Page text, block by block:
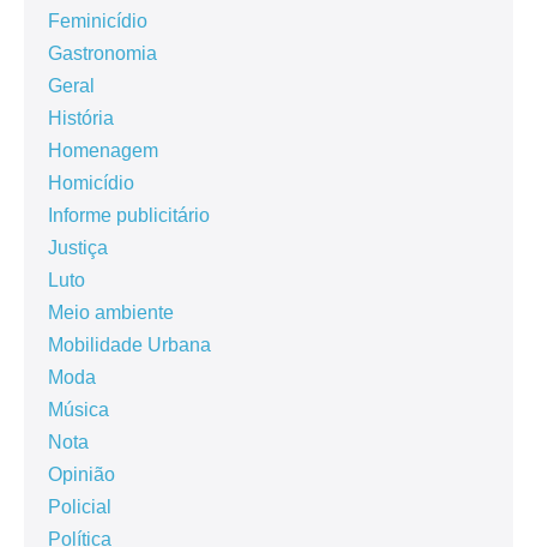
Feminicídio
Gastronomia
Geral
História
Homenagem
Homicídio
Informe publicitário
Justiça
Luto
Meio ambiente
Mobilidade Urbana
Moda
Música
Nota
Opinião
Policial
Política